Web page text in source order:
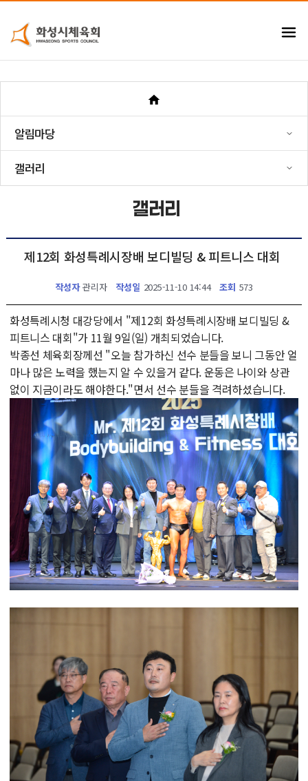
알림마당
갤러리
갤러리
제12회 화성특례시장배 보디빌딩 & 피트니스 대회
작성자 관리자 작성일 2025-11-10 14:44 조회 573
화성특례시청 대강당에서 "제12회 화성특례시장배 보디빌딩 &
피트니스 대회"가 11월 9일(일) 개최되었습니다.
박종선 체육회장께선 "오늘 참가하신 선수 분들을 보니 그동안 얼
마나 많은 노력을 했는지 알 수 있을거 같다. 운동은 나이와 상관
없이 지금이라도 해야한다."면서 선수 분들을 격려하셨습니다.